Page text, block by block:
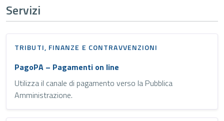
Servizi
TRIBUTI, FINANZE E CONTRAVVENZIONI
PagoPA – Pagamenti on line
Utilizza il canale di pagamento verso la Pubblica
Amministrazione.